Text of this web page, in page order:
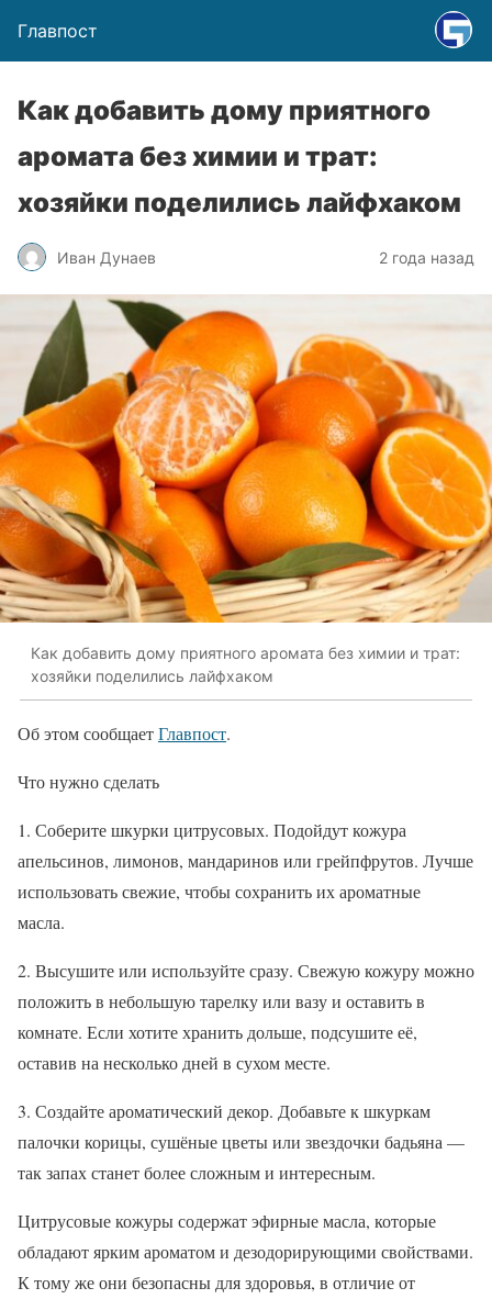
Главпост
Как добавить дому приятного
аромата без химии и трат:
хозяйки поделились лайфхаком
Иван Дунаев 2 года назад
Как добавить дому приятного аромата без химии и трат:
хозяйки поделились лайфхаком
Об этом сообщаетГлавпост.
Что нужно сделать
1. Соберите шкурки цитрусовых. Подойдут кожура
апельсинов, лимонов, мандаринов или грейпфрутов. Лучше
использовать свежие, чтобы сохранить их ароматные
масла.
2. Высушите или используйте сразу. Свежую кожуру можно
положить в небольшую тарелку или вазу и оставить в
комнате. Если хотите хранить дольше, подсушите её,
оставив на несколько дней в сухом месте.
3. Создайте ароматический декор. Добавьте к шкуркам
палочки корицы, сушёные цветы или звездочки бадьяна —
так запах станет более сложным и интересным.
Цитрусовые кожуры содержат эфирные масла, которые
обладают ярким ароматом и дезодорирующими свойствами.
К тому же они безопасны для здоровья, в отличие от